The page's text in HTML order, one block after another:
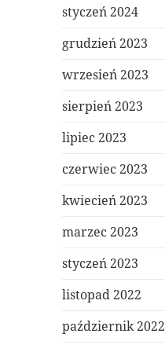
styczeń 2024
grudzień 2023
wrzesień 2023
sierpień 2023
lipiec 2023
czerwiec 2023
kwiecień 2023
marzec 2023
styczeń 2023
listopad 2022
październik 2022